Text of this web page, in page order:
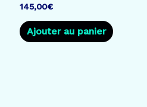
Note
sur 5
145,00€
Ajouter au panier